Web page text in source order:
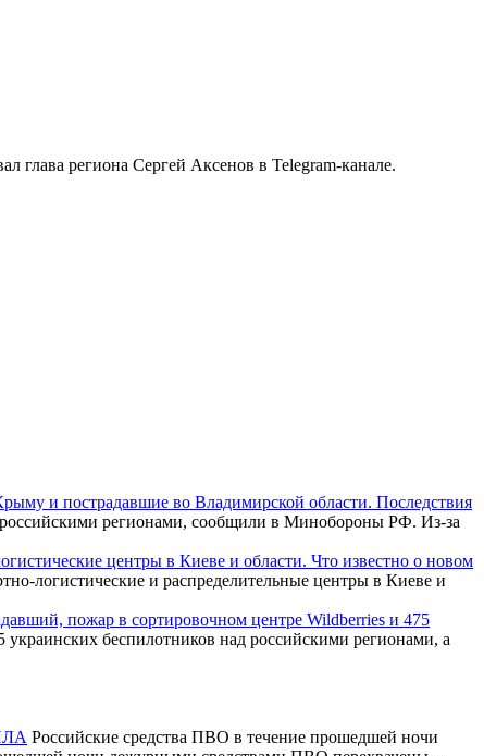
глава региона Сергей Аксенов в Telegram-канале.
и пострадавшие во Владимирской области. Последствия
регионами, сообщили в Минобороны РФ. Из-за
центры в Киеве и области. Что известно о новом
логистические и распределительные центры в Киеве и
пожар в сортировочном центре Wildberries и 475
беспилотников над российскими регионами, а
Российские средства ПВО в течение прошедшей ночи